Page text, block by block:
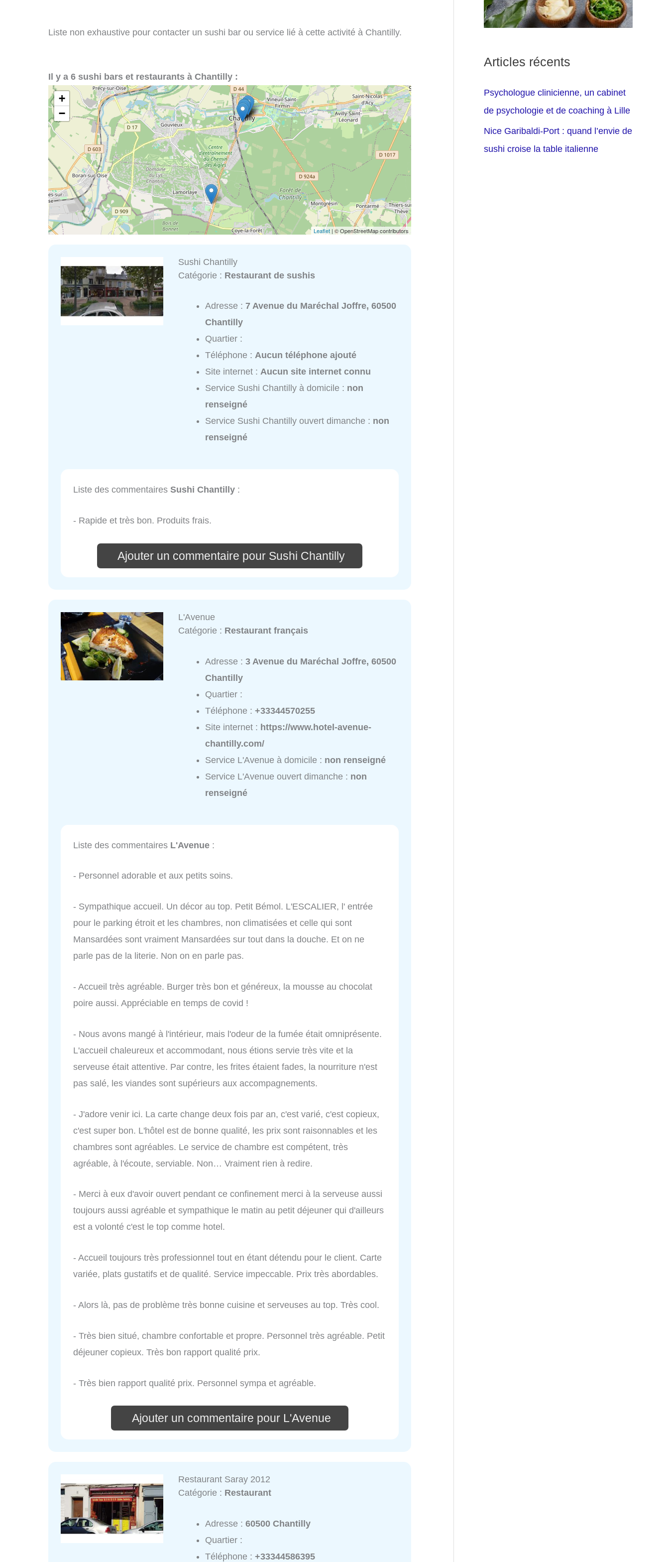
Liste non exhaustive pour contacter un sushi bar ou service lié à cette activité à Chantilly.
Il y a 6 sushi bars et restaurants à Chantilly :
+
−
Leaflet | © OpenStreetMap contributors
Sushi Chantilly
Catégorie : Restaurant de sushis
Adresse :7 Avenue du Maréchal Joffre, 60500
Chantilly
Quartier :
Téléphone :Aucun téléphone ajouté
Site internet :Aucun site internet connu
Service Sushi Chantilly à domicile : non
renseigné
Service Sushi Chantilly ouvert dimanche : non
renseigné
Liste des commentaires Sushi Chantilly :
- Rapide et très bon. Produits frais.
Ajouter un commentaire pour Sushi Chantilly
L'Avenue
Catégorie : Restaurant français
Adresse :3 Avenue du Maréchal Joffre, 60500
Chantilly
Quartier :
Téléphone :+33344570255
Site internet : https://www.hotel-avenue-
chantilly.com/
Service L'Avenue à domicile : non renseigné
Service L'Avenue ouvert dimanche : non
renseigné
Liste des commentaires L'Avenue :
- Personnel adorable et aux petits soins.
- Sympathique accueil. Un décor au top. Petit Bémol. L'ESCALIER, l' entrée
pour le parking étroit et les chambres, non climatisées et celle qui sont
Mansardées sont vraiment Mansardées sur tout dans la douche. Et on ne
parle pas de la literie. Non on en parle pas.
- Accueil très agréable. Burger très bon et généreux, la mousse au chocolat
poire aussi. Appréciable en temps de covid !
- Nous avons mangé à l'intérieur, mais l'odeur de la fumée était omniprésente.
L'accueil chaleureux et accommodant, nous étions servie très vite et la
serveuse était attentive. Par contre, les frites étaient fades, la nourriture n'est
pas salé, les viandes sont supérieurs aux accompagnements.
- J'adore venir ici. La carte change deux fois par an, c'est varié, c'est copieux,
c'est super bon. L'hôtel est de bonne qualité, les prix sont raisonnables et les
chambres sont agréables. Le service de chambre est compétent, très
agréable, à l'écoute, serviable. Non… Vraiment rien à redire.
- Merci à eux d'avoir ouvert pendant ce confinement merci à la serveuse aussi
toujours aussi agréable et sympathique le matin au petit déjeuner qui d'ailleurs
est a volonté c'est le top comme hotel.
- Accueil toujours très professionnel tout en étant détendu pour le client. Carte
variée, plats gustatifs et de qualité. Service impeccable. Prix très abordables.
- Alors là, pas de problème très bonne cuisine et serveuses au top. Très cool.
- Très bien situé, chambre confortable et propre. Personnel très agréable. Petit
déjeuner copieux. Très bon rapport qualité prix.
- Très bien rapport qualité prix. Personnel sympa et agréable.
Ajouter un commentaire pour L'Avenue
Restaurant Saray 2012
Catégorie : Restaurant
Adresse :60500 Chantilly
Quartier :
Téléphone :+33344586395
Articles récents
Psychologue clinicienne, un cabinet
de psychologie et de coaching à Lille
Nice Garibaldi-Port : quand l’envie de
sushi croise la table italienne